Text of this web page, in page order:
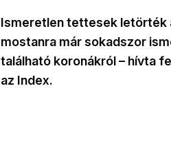
Ismeretlen tettesek letörték
mostanra már sokadszor
található koronákról – hívta
az Index.